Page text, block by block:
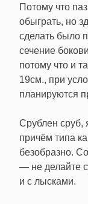
Потому что
обыграть, но
сделать было
сечение
потому что и
19см., при
планируются
Срублен сруб,
причём типа
безобразно.
— не делайте
и с лысками.